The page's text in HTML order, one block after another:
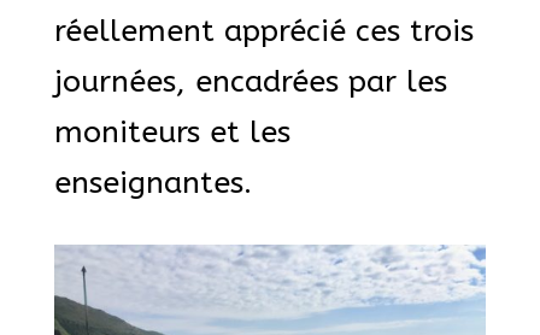
réellement apprécié ces trois
journées, encadrées par les
moniteurs et les
enseignantes.